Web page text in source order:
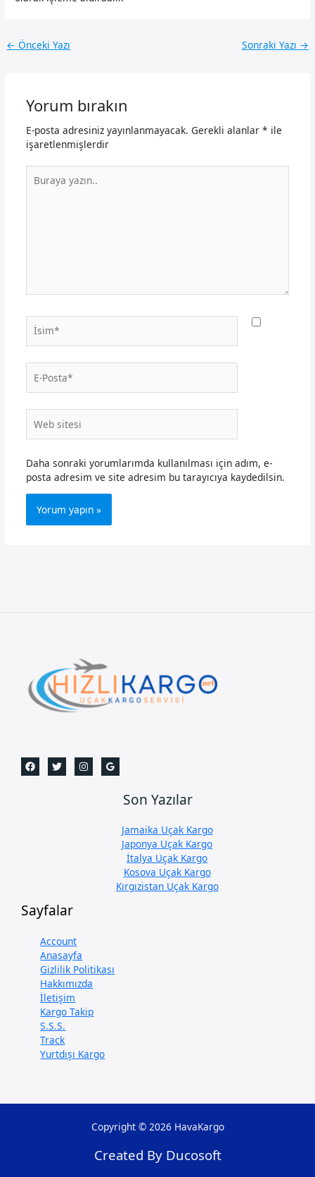
← Önceki Yazı Sonraki Yazı →
Yorum bırakın
E-posta adresiniz yayınlanmayacak. Gerekli alanlar * ile
işaretlenmişlerdir
yazın..
İsim*
Posta*
sitesi
Daha sonraki yorumlarımda kullanılması için adım, e-
posta adresim ve site adresim bu tarayıcıya kaydedilsin.
Son Yazılar
Jamaika Uçak Kargo
Japonya Uçak Kargo
İtalya Uçak Kargo
Kosova Uçak Kargo
Kırgızistan Uçak Kargo
Sayfalar
Account
Anasayfa
Gizlilik Politikası
Hakkımızda
İletişim
Kargo Takip
S.S.S.
Track
Yurtdışı Kargo
Copyright © 2026 HavaKargo
Created By Ducosoft